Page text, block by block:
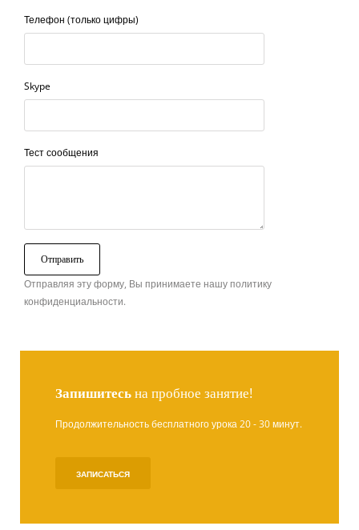
Телефон (только цифры)
Skype
Тест сообщения
Отправляя эту форму, Вы принимаете нашу политику
конфиденциальности.
Запишитесьна пробное занятие!
Продолжительность бесплатного урока 20 - 30 минут.
ЗАПИСАТЬСЯ